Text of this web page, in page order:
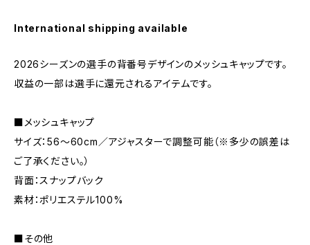
International shipping available
2026シーズンの選手の背番号デザインのメッシュキャップです。
収益の一部は選手に還元されるアイテムです。
■メッシュキャップ
サイズ：56～60cm／アジャスターで調整可能（※多少の誤差は
ご了承ください。）
背面：スナップバック
素材：ポリエステル100%
■その他